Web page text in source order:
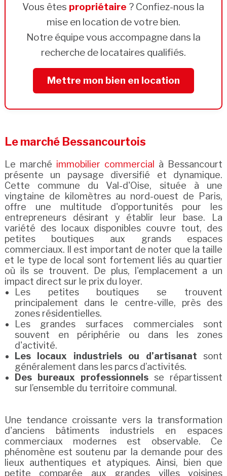
Vous êtes propriétaire ? Confiez-nous la
mise en location de votre bien.
Notre équipe vous accompagne dans la
recherche de locataires qualifiés.
Mettre mon bien en location
Le marché Bessancourtois
Le marché immobilier commercial
à Bessancourt
présente un paysage diversifié et dynamique.
Cette commune du Val-d'Oise, située à une
vingtaine de kilomètres au nord-ouest de Paris,
offre une multitude d'opportunités pour les
entrepreneurs désirant y établir leur base. La
variété des locaux disponibles couvre tout, des
petites boutiques aux grands espaces
commerciaux. Il est important de noter que la taille
et le type de local sont fortement liés au quartier
où ils se trouvent. De plus, l'emplacement a un
impact direct sur le prix du loyer.
Les petites boutiques se trouvent
principalement dans le centre-ville, près des
zones résidentielles.
Les grandes surfaces commerciales sont
souvent en périphérie ou dans les zones
d'activité.
Les locaux industriels ou d’artisanat sont
généralement dans les parcs d’activités.
Des bureaux professionnels se répartissent
sur l’ensemble du territoire communal.
Une tendance croissante vers la transformation
d'anciens bâtiments industriels en espaces
commerciaux modernes est observable. Ce
phénomène est soutenu par la demande pour des
lieux authentiques et atypiques. Ainsi, bien que
petite comparée aux grandes villes voisines